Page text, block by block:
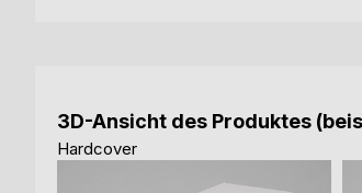
3D-Ansicht des Produktes
Hardcover